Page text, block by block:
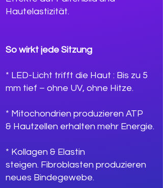
Hautelastizität.
So wirkt jede Sitzung
* LED-Licht trifft die Haut : Bis zu 5
mm tief – ohne UV, ohne Hitze.
* Mitochondrien produzieren ATP
& Hautzellen erhalten mehr Energie.
* Kollagen & Elastin
steigen. Fibroblasten produzieren
neues Bindegewebe.